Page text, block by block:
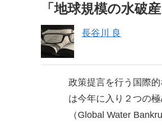
「地球規模の水破
長谷川 良
政策提言を行う国際
は今年に入り２つの
（Global Water